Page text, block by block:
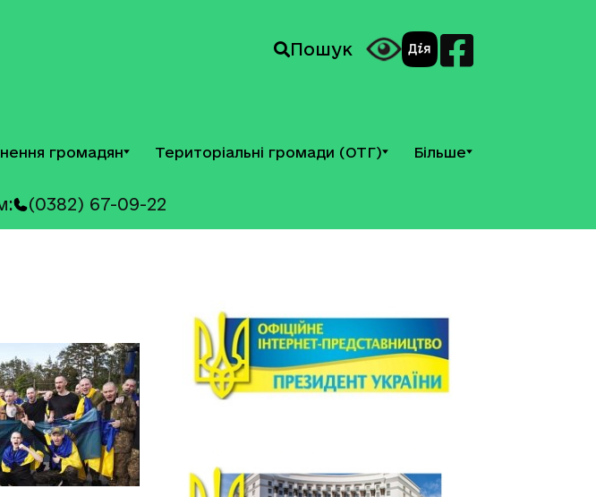
Пошук
громадян Територіальні громади (ОТГ) Більше
(0382) 67-09-22